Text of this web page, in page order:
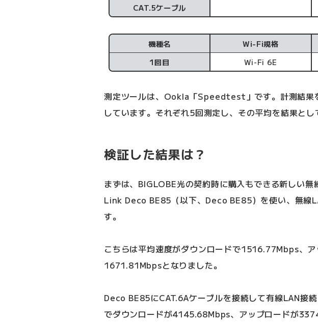
CAT.5ケーブル
機種名 Wi-Fi規格
1回目
Wi-Fi 6E
測定ツールは、Ookla「Speedtest」です。計測結果
しています。それぞれ5回測定し、その平均を結果とし
検証した結果は？
まずは、BIGLOBE光の契約時に購入もできる新しい
Link Deco BE85（以下、Deco BE85）を使い、無線
す。
こちらは平均速度がダウンロードで1516.77Mbps、ア
1671.81Mbpsとなりました。
Deco BE85にCAT.6Aケーブルを接続して有線LAN接
でダウンロードが4145.68Mbps、アップロードが